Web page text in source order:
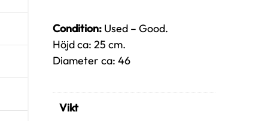
Condition: Used – Good.
Höjd ca: 25 cm.
Diameter ca: 46
Vikt